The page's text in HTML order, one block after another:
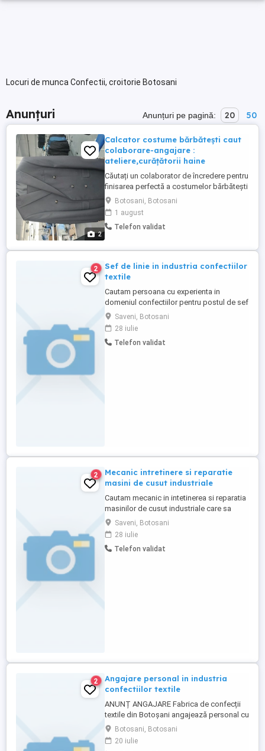
Locuri de munca Confectii, croitorie Botosani
Anunțuri Anunțuri pe pagină: 20 50
2
Calcator costume bărbătești caut
colaborare-angajare :
ateliere,curățătorii haine
Căutați un colaborator de încredere pentru
finisarea perfectă a costumelor bărbătești
? Sunt calcator profesionist cu experiență
în domeniu și ofer servicii de înaltă calitate
pentru costume de barbati (sacouri,
pantaloni la dungă, veste, cămăși)inclusiv
Botosani, Botosani
1 august
Telefon validat
2
Sef de linie in industria confectiilor
textile
Cautam persoana cu experienta in
domeniul confectiilor pentru postul de sef
de linie. Descriere: asigura desfasurarea
fluxului de productie pe linia alocata
conform programului zilnic, in conditiile
de calitate, cantitate, termeni si cost
Saveni, Botosani
28 iulie
Telefon validat
2
Mecanic intretinere si reparatie
masini de cusut industriale
Cautam mecanic in intetinerea si reparatia
masinilor de cusut industriale care sa
asigurare functionarea continua a
masinilor de cusut si a utilajelor auxiliare
din sectia de confectii, prin interventii de
intretinere preventiva, reparatii si reglaje
Saveni, Botosani
28 iulie
Telefon validat
2
Angajare personal in industria
confectiilor textile
ANUNȚ ANGAJARE Fabrica de confecții
textile din Botoșani angajează personal cu
experiență pentru următoarele posturi:
Tehnolog linie pantaloni 1 post Tehnolog
linie sacouri 1 post CTC-isti 5 posturi
Botosani, Botosani
20 iulie